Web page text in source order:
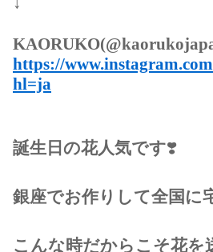
https://
hl=ja
誕生日の花人気です❣️
銀座でお作りして全国に
こんな時だからこそ花を